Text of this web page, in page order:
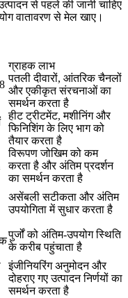
से पहले की जानी चाहिए
वातावरण से मेल खाए।
ग्राहक लाभ
पतली दीवारों, आंतरिक चैनलों
और एकीकृत संरचनाओं का
समर्थन करता है
हीट ट्रीटमेंट, मशीनिंग और
फिनिशिंग के लिए भाग को
तैयार करता है
विरूपण जोखिम को कम
करता है और अंतिम प्रदर्शन
का समर्थन करता है
असेंबली सटीकता और अंतिम
उपयोगिता में सुधार करता है
पुर्जों को अंतिम-उपयोग स्थिति
के करीब पहुंचाता है
इंजीनियरिंग अनुमोदन और
दोहराए गए उत्पादन निर्णयों का
समर्थन करता है